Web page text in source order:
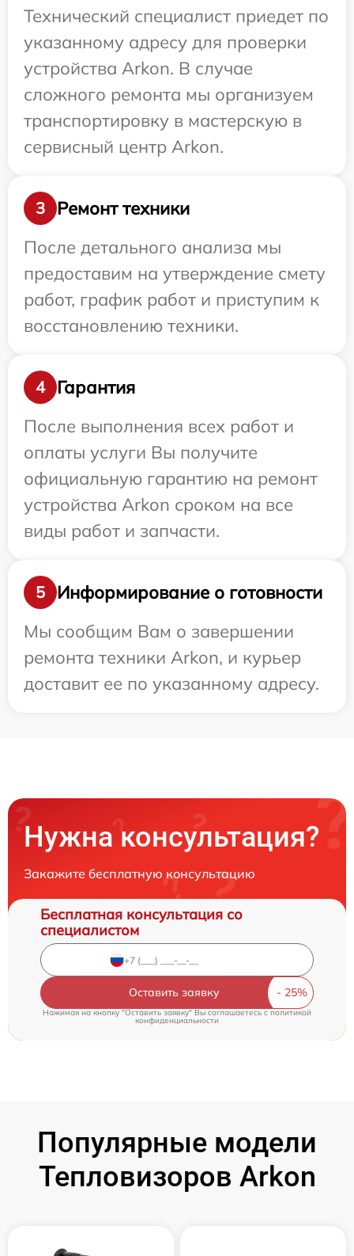
Технический специалист приедет по
указанному адресу для проверки
устройства Arkon. В случае
сложного ремонта мы организуем
транспортировку в мастерскую в
сервисный центр Arkon.
3
Ремонт техники
После детального анализа мы
предоставим на утверждение смету
работ, график работ и приступим к
восстановлению техники.
4
Гарантия
После выполнения всех работ и
оплаты услуги Вы получите
официальную гарантию на ремонт
устройства Arkon сроком на все
виды работ и запчасти.
5
Информирование о готовности
Мы сообщим Вам о завершении
ремонта техники Arkon, и курьер
доставит ее по указанному адресу.
Нужна консультация?
Закажите бесплатную консультацию
Бесплатная консультация со
специалистом
Оставить заявку
Нажимая на кнопку "Оставить заявку" Вы соглашаетесь c политикой
конфиденциальности
Популярные модели
Тепловизоров Arkon